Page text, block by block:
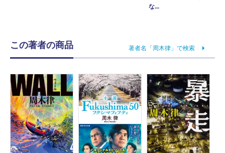
な...
この著者の商品 著者名「周木律」で検索